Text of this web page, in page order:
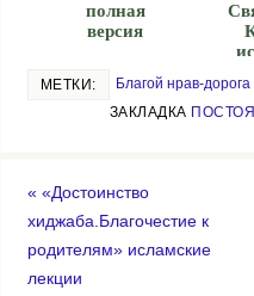
полная
версия
МЕТКИ: Благой нрав-дорога
ЗАКЛАДКА
« «Достоинство
хиджаба.Благочестие к
родителям» исламские
лекции